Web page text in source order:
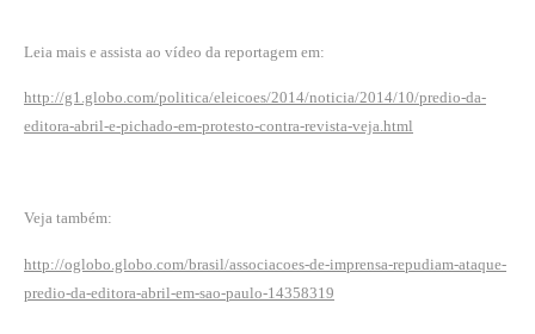
Leia mais e assista ao vídeo da reportagem em:
http://g1.globo.com/politica/eleicoes/2014/noticia/2014/10/predio-da-
editora-abril-e-pichado-em-protesto-contra-revista-veja.html
Veja também:
http://oglobo.globo.com/brasil/associacoes-de-imprensa-repudiam-ataque-
predio-da-editora-abril-em-sao-paulo-14358319